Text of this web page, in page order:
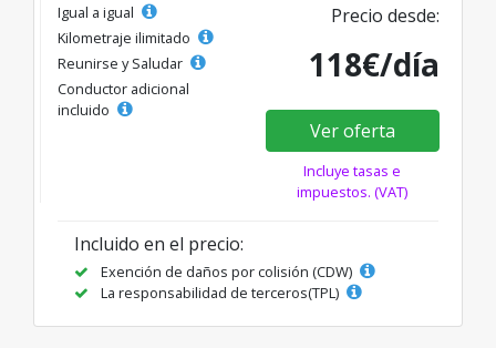
Igual a igual
Kilometraje ilimitado
Reunirse y Saludar
Conductor adicional
incluido
Precio desde:
118€/día
Ver oferta
Incluye tasas e
impuestos. (VAT)
Incluido en el precio:
Exención de daños por colisión (CDW)
La responsabilidad de terceros(TPL)